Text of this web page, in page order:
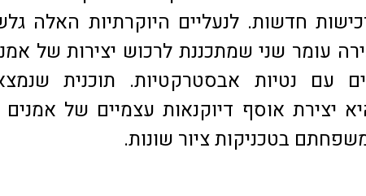
חדשות. לנעליים היוקרתיות האלה
עומר שני שמתכננת לרכוש יצירות של
עם נטיות אבסטרקטיות. תוכנית
יצירת אוסף דיוקנאות עצמיים של אמנים
בטכניקות ציור שונות.